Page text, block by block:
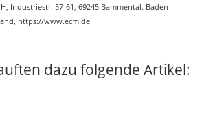
Industriestr. 57-61, 69245 Bammental, Baden-
https://www.ecm.de
dazu folgende Artikel: